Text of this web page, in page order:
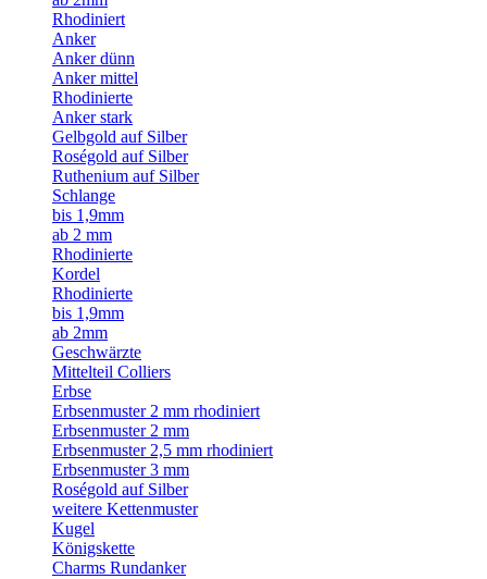
Rhodiniert
Anker
Anker dünn
Anker mittel
Rhodinierte
Anker stark
Gelbgold auf Silber
Roségold auf Silber
Ruthenium auf Silber
Schlange
bis 1,9mm
ab 2 mm
Rhodinierte
Kordel
Rhodinierte
bis 1,9mm
ab 2mm
Geschwärzte
Mittelteil Colliers
Erbse
Erbsenmuster 2 mm rhodiniert
Erbsenmuster 2 mm
Erbsenmuster 2,5 mm rhodiniert
Erbsenmuster 3 mm
Roségold auf Silber
weitere Kettenmuster
Kugel
Königskette
Charms Rundanker